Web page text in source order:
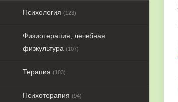
Психология (123)
Физиотерапия, лечебная
физкультура (107)
Терапия (103)
Психотерапия (94)